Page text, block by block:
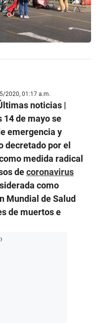
2020, 01:17 a.m.
noticias |
14 de mayo se
emergencia y
decretado por el
medida radical
decoronavirus
como
Mundial de Salud
de muertos e